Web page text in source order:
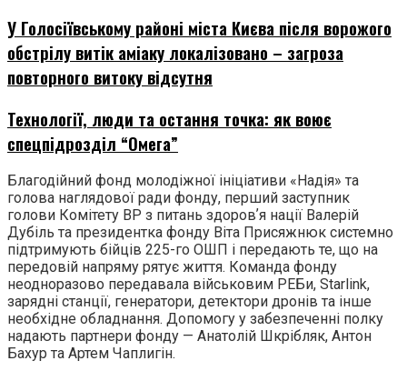
У Голосіївському районі міста Києва після ворожого
обстрілу витік аміаку локалізовано – загроза
повторного витоку відсутня
Технології, люди та остання точка: як воює
спецпідрозділ “Омега”
Благодійний фонд молодіжної ініціативи «Надія» та
голова наглядової ради фонду, перший заступник
голови Комітету ВР з питань здоровʼя нації Валерій
Дубіль та президентка фонду Віта Присяжнюк системно
підтримують бійців 225-го ОШП і передають те, що на
передовій напряму рятує життя. Команда фонду
неодноразово передавала військовим РЕБи, Starlink,
зарядні станції, генератори, детектори дронів та інше
необхідне обладнання. Допомогу у забезпеченні полку
надають партнери фонду — Анатолій Шкрібляк, Антон
Бахур та Артем Чаплигін.